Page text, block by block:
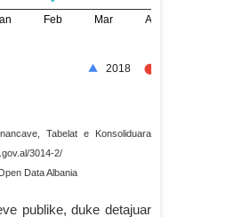
Tabelat e Konsoliduara
3014-2/
Data Albania
publike, duke detajuar